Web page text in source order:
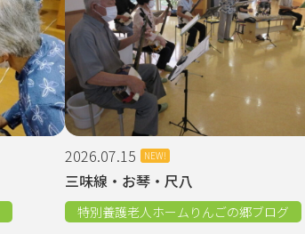
三味線・お琴・尺八
2026.07.15 NEW!
特別養護老人ホームりんごの郷ブログ